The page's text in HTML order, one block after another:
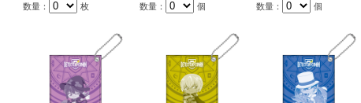
数量： 枚 数量： 個 数量： 個